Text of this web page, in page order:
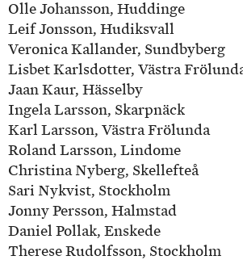
Olle Johansson, Huddinge
Leif Jonsson, Hudiksvall
Veronica Kallander, Sundbyberg
Lisbet Karlsdotter, Västra
Jaan Kaur, Hässelby
Ingela Larsson, Skarpnäck
Karl Larsson, Västra Frölunda
Roland Larsson, Lindome
Christina Nyberg, Skellefteå
Sari Nykvist, Stockholm
Jonny Persson, Halmstad
Daniel Pollak, Enskede
Therese Rudolfsson, Stockholm